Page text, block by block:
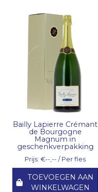
Bailly Lapierre Crémant
de Bourgogne
Magnum in
geschenkverpakking
Prijs: €--,-- / Per fles
TOEVOEGEN AAN
WINKELWAGEN